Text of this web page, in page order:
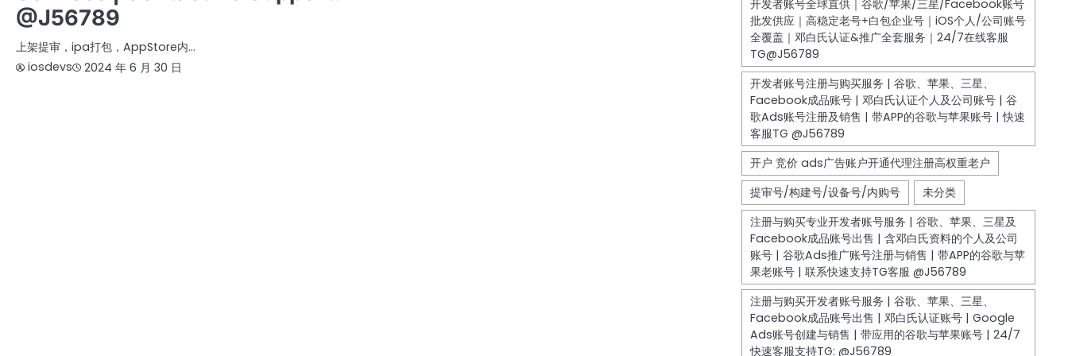
@J56789
上架提审，ipa打包，AppStore内…
iosdevs
2024 年 6 月 30 日